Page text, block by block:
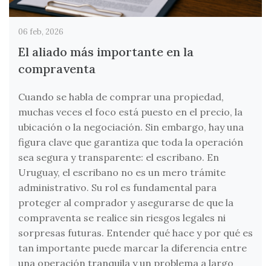
06 feb, 2026
El aliado más importante en la
compraventa
Cuando se habla de comprar una propiedad,
muchas veces el foco está puesto en el precio, la
ubicación o la negociación. Sin embargo, hay una
figura clave que garantiza que toda la operación
sea segura y transparente: el escribano. En
Uruguay, el escribano no es un mero trámite
administrativo. Su rol es fundamental para
proteger al comprador y asegurarse de que la
compraventa se realice sin riesgos legales ni
sorpresas futuras. Entender qué hace y por qué es
tan importante puede marcar la diferencia entre
una operación tranquila y un problema a largo